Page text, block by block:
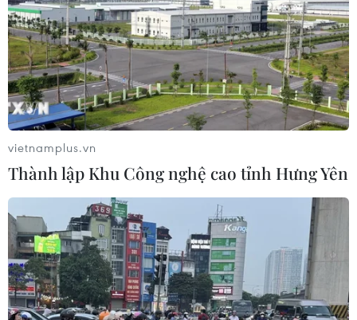
vietnamplus.vn
Thành lập Khu Công nghệ cao tỉnh Hưng Yên